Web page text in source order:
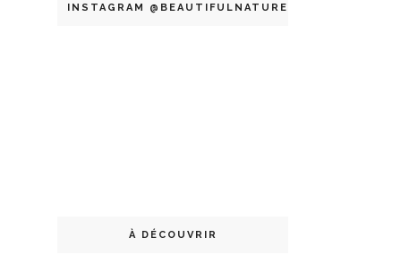
INSTAGRAM @BEAUTIFULNATURELLE
À DÉCOUVRIR